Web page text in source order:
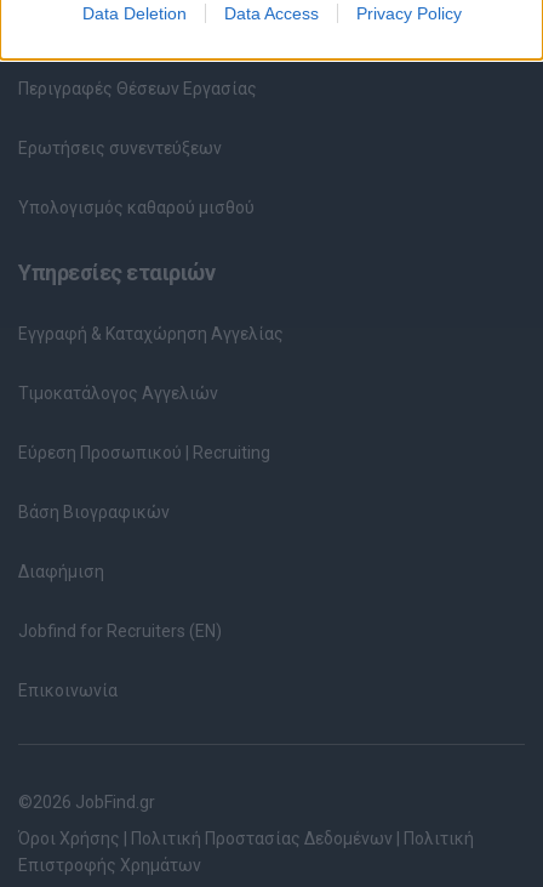
Data Deletion Data Access Privacy Policy
HR corner
Περιγραφές Θέσεων Εργασίας
Ερωτήσεις συνεντεύξεων
Υπολογισμός καθαρού μισθού
Υπηρεσίες εταιριών
Εγγραφή & Καταχώρηση Αγγελίας
Τιμοκατάλογος Αγγελιών
Εύρεση Προσωπικού | Recruiting
Βάση Βιογραφικών
Διαφήμιση
Jobfind for Recruiters (EN)
Επικοινωνία
©2026 JobFind.gr
Όροι Χρήσης
Πολιτική Προστασίας Δεδομένων
Πολιτική
Επιστροφής Χρημάτων